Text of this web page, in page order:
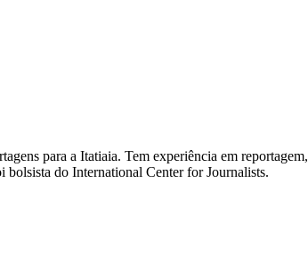
para a Itatiaia. Tem experiência em
do International Center for Journalists.